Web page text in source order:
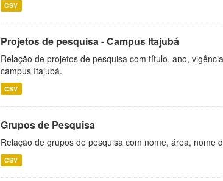
CSV
Projetos de pesquisa - Campus Itajubá
Relação de projetos de pesquisa com título, ano,
campus Itajubá.
CSV
Grupos de Pesquisa
Relação de grupos de pesquisa com nome, área, nome
CSV